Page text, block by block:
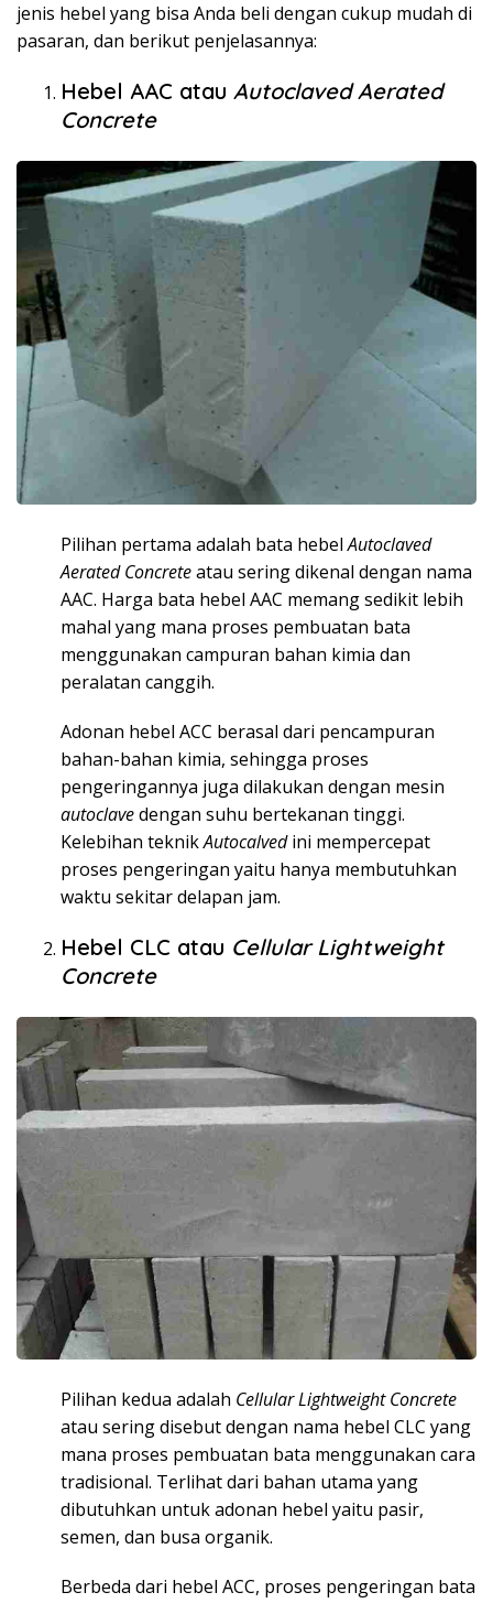
jenis hebel yang bisa Anda beli dengan cukup mudah di
pasaran, dan berikut penjelasannya:
Hebel AAC atau Autoclaved Aerated
Concrete
Pilihan pertama adalah bata hebelAutoclaved
Aerated Concreteatau sering dikenal dengan nama
AAC. Harga bata hebel AAC memang sedikit lebih
mahal yang mana proses pembuatan bata
menggunakan campuran bahan kimia dan
peralatan canggih.
Adonan hebel ACC berasal dari pencampuran
bahan-bahan kimia, sehingga proses
pengeringannya juga dilakukan dengan mesin
autoclavedengan suhu bertekanan tinggi.
Kelebihan teknikAutocalvedini mempercepat
proses pengeringan yaitu hanya membutuhkan
waktu sekitar delapan jam.
Hebel CLC atau Cellular Lightweight
Concrete
Pilihan kedua adalah Cellular Lightweight Concrete
atau sering disebut dengan nama hebel CLC yang
mana proses pembuatan bata menggunakan cara
tradisional. Terlihat dari bahan utama yang
dibutuhkan untuk adonan hebel yaitu pasir,
semen, dan busa organik.
Berbeda dari hebel ACC, proses pengeringan bata